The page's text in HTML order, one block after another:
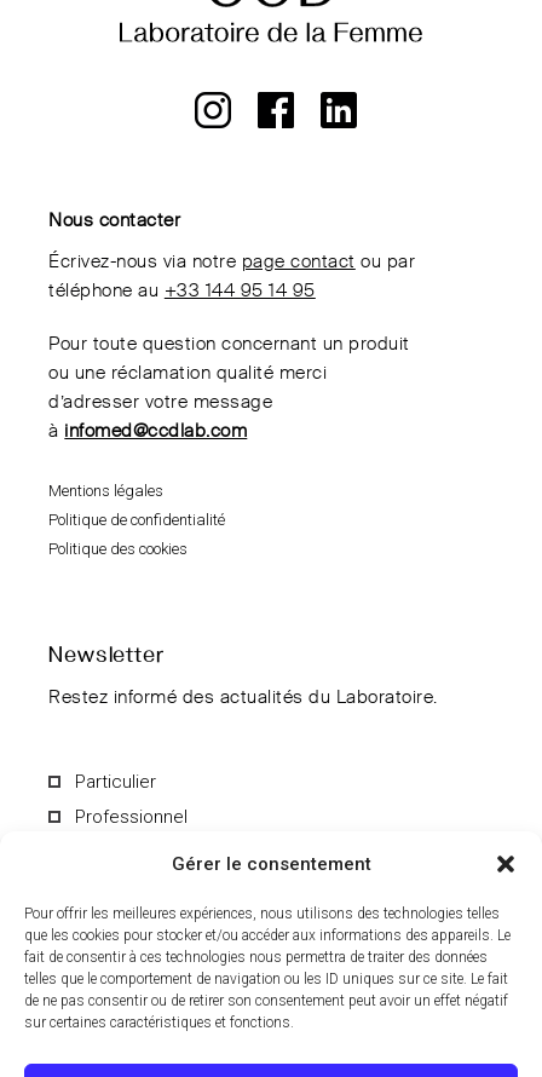
Gérer le consentement
Pour offrir les meilleures expériences, nous utilisons des technologies telles
que les cookies pour stocker et/ou accéder aux informations des appareils. Le
fait de consentir à ces technologies nous permettra de traiter des données
telles que le comportement de navigation ou les ID uniques sur ce site. Le fait
de ne pas consentir ou de retirer son consentement peut avoir un effet négatif
sur certaines caractéristiques et fonctions.
Nous contacter
Écrivez-nous via notre page contact ou par
téléphone au +33 144 95 14 95
Pour toute question concernant un produit
ou une réclamation qualité merci
d’adresser votre message
à infomed@ccdlab.com
Mentions légales
Politique de confidentialité
Politique des cookies
Newsletter
Restez informé des actualités du Laboratoire.
Particulier
Professionnel
En soumettant le formulaire, vous acceptez de recevoir par e-mail les
informations du Laboratoire CCD. Vous pouvez vous désinscrire à
tout moment. Pour en savoir plus sur le traitement de vos données
personnelles, consultez notre
politique de confidentialité